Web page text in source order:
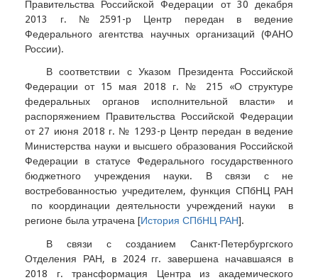
Правительства Российской Федерации от 30 декабря
2013 г. №2591-р Центр передан в ведение
Федерального агентства научных организаций (ФАНО
России).
В соответствии с Указом Президента Российской
Федерации от 15 мая 2018 г. № 215 «О структуре
федеральных органов исполнительной власти» и
распоряжением Правительства Российской Федерации
от 27 июня 2018 г. № 1293-р Центр передан в ведение
Министерства науки и высшего образования Российской
Федерации в статусе Федерального государственного
бюджетного учреждения науки. В связи с не
востребованностью учредителем, функция СПбНЦ РАН
по координации деятельности учреждений науки в
регионе была утрачена [История СПбНЦ РАН].
В связи с созданием Санкт-Петербургского
Отделения РАН, в 2024 гг. завершена начавшаяся в
2018 г. трансформация Центра из академического